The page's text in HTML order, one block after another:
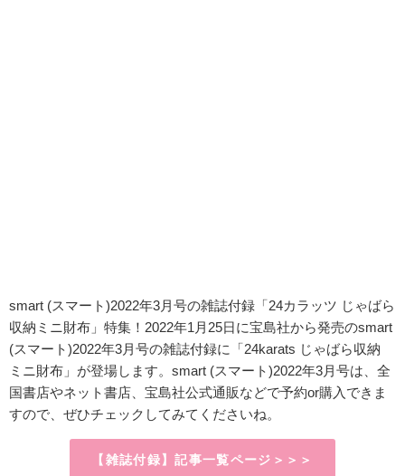
smart (スマート)2022年3月号の雑誌付録「24カラッツ じゃばら
収納ミニ財布」特集！2022年1月25日に宝島社から発売のsmart
(スマート)2022年3月号の雑誌付録に「24karats じゃばら収納
ミニ財布」が登場します。smart (スマート)2022年3月号は、全
国書店やネット書店、宝島社公式通販などで予約or購入できま
すので、ぜひチェックしてみてくださいね。
【雑誌付録】記事一覧ページ＞＞＞